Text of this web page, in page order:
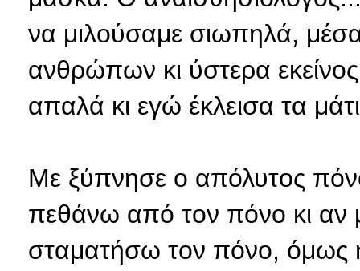
να μιλούσαμε σιωπηλά,
ανθρώπων κι ύστερα
απαλά κι εγώ έκλεισα τα
Με ξύπνησε ο απόλυτος
πεθάνω από τον πόνο κι αν
σταματήσω τον πόνο, όμως